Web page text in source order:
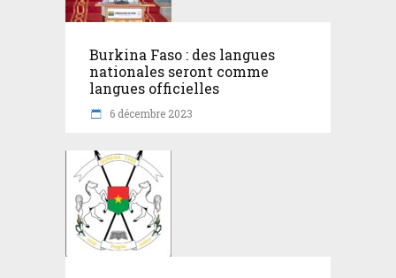
Burkina Faso : des langues
nationales seront comme
langues officielles
6 décembre 2023